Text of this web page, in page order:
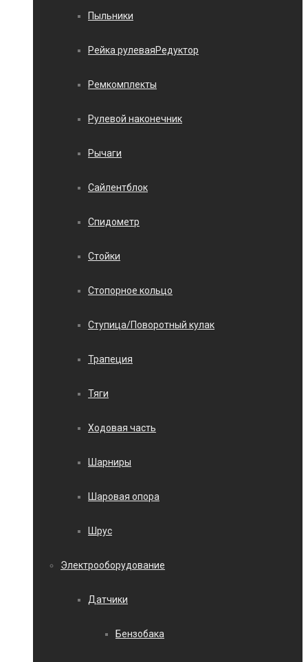
Пыльники
Рейка рулеваяРедуктор
Ремкомплекты
Рулевой наконечник
Рычаги
Сайлентблок
Спидометр
Стойки
Стопорное кольцо
Ступица/Поворотный кулак
Трапеция
Тяги
Ходовая часть
Шарниры
Шаровая опора
Шрус
Электрооборудование
Датчики
Бензобака